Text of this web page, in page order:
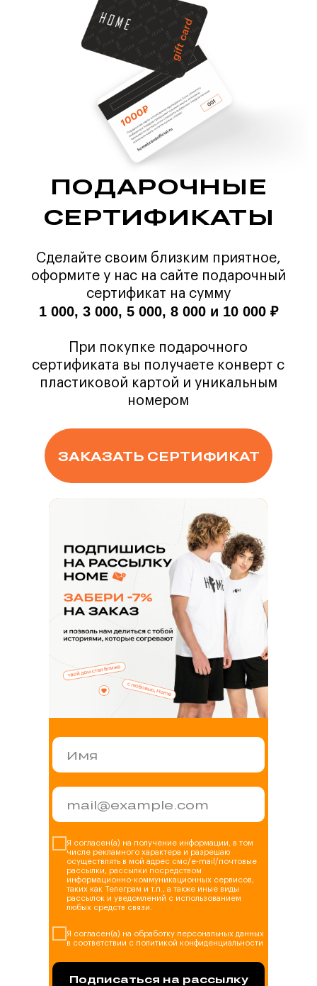
Я согласен(а) на получение информации, в том
числе рекламного характера и разрешаю
осуществлять в мой адрес смс/e-mail/почтовые
рассылки, рассылки посредством
информационно-коммуникационных сервисов,
таких как Телеграм и т.п., а также иные виды
рассылок и уведомлений с использованием
любых средств связи.
Я согласен(а) на обработку персональных данных
в соответствии с политикой конфиденциальности
Подписаться на рассылку